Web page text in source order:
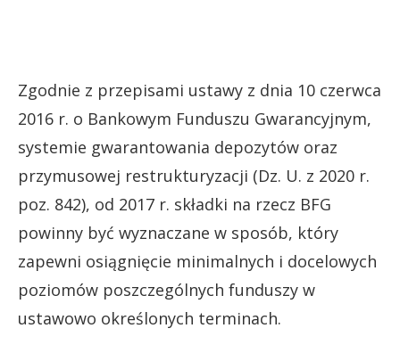
Zgodnie z przepisami ustawy z dnia 10 czerwca
2016 r. o Bankowym Funduszu Gwarancyjnym,
systemie gwarantowania depozytów oraz
przymusowej restrukturyzacji (Dz. U. z 2020 r.
poz. 842), od 2017 r. składki na rzecz BFG
powinny być wyznaczane w sposób, który
zapewni osiągnięcie minimalnych i docelowych
poziomów poszczególnych funduszy w
ustawowo określonych terminach.